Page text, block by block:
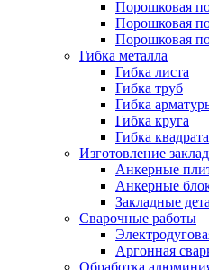
Порошковая
Порошковая
Порошковая
Гибка металла
Гибка листа
Гибка труб
Гибка
Гибка круга
Гибка квадрата
Изготовление
Анкерные
Анкерные
Закладные
Сварочные работы
Аргонная
Обработка